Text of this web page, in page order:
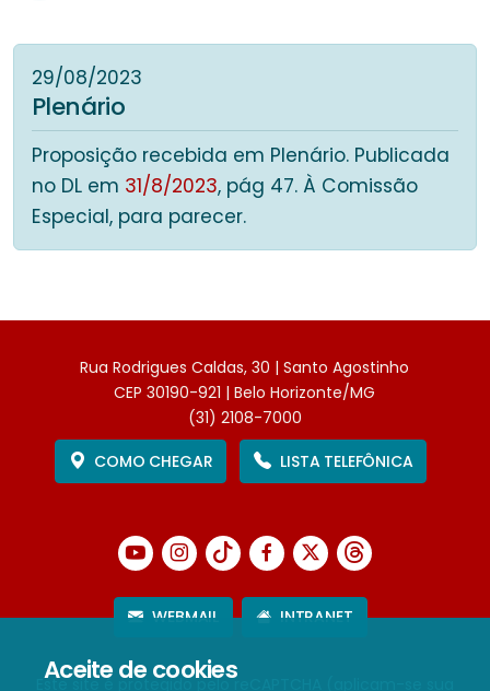
Aceite de cookies
29/08/2023
Plenário
Proposição recebida em Plenário. Publicada
no DL em 31/8/2023, pág 47. À Comissão
Especial, para parecer.
Rua Rodrigues Caldas, 30 | Santo Agostinho
CEP 30190-921 | Belo Horizonte/MG
(31) 2108-7000
COMO CHEGAR
LISTA TELEFÔNICA
WEBMAIL INTRANET
Este site é protegido pelo reCAPTCHA (aplicam-se sua